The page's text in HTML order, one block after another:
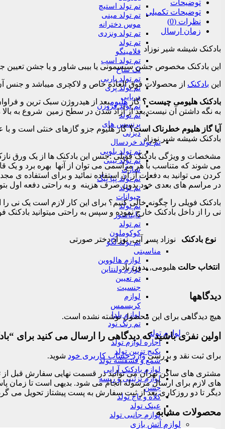
تم تولد استیچ
تم تولد مینی
موس دخترانه
تم تولد ونزدی
تم تولد
فلامینگو
تم تولد اسب
تک شاخ
تم تولد باربی
تم تولد پری
دریایی
تم تولد فروزن
تم تولد
پرنسس های
دیزنی
تم تولد خردسال
تم تولد بلویی
تم تولد بیبی
شارک
تم تولد پپا پیگ
تم تولد
حیوانات
تم تولد
دایناسور
تم تولد
کوکوملون
تم تولد لگو
مناسبتی
لوازم هالووین
لوازم ولنتاین
تم تعیین
جنسیت
لوازم
کریسمس
لوازم یلدا
تم رنگ نود
لوازم تولد
اجاره لوازم تولد
پکیج تزیین تولد
شمع و فشفشه تولد
لوازم بادکنک آرایی
لوازم تزئینی و ریسه
جشن
کلاه و تاج تولد
عینک تولد
لوازم جانبی تولد
لوازم آتش بازی
توضیحات
توضیحات تکمیلی
نظرات (0)
زمان ارسال
بادکنک شیشه شیر نوزاد
این بادکنک مخصوص جشن سیسمونی یا بیبی شاور و یا جشن تعیین
این بادکنک از محصولات فوق العاده خاص و لاکچری میباشد و جنس
بادکنک هلیومی چیست ؟گازهلیومبعد از هیدروژن سبک‌ ترین و
به نگه داشتن آن نیست.بعد از آزاد شدن در سطح زمین شروع به
آیا گاز هلیوم خطرناک است؟گاز هلیوم جزو گازهای خنثی است و با
بادکنک شیشه شیر نوزاد
مشخصات و ویژگی بادکنک فویلی :جنس این بادکنک ها از یک ورق
می شوند که متناسب با هر مراسمی می توان از آنها بهره برد و یک
کردن می توانید به دفعات از آن استفاده نمائید و برای استفاده ی
در مراسم های بعدی خود بدون صرف هزینه و به راحتی دفعه اول
بادکنک فویلی را چگونه خالی کنیم؟ برای این کار لازم است یک نی
نی را از داخل بادکنک خارج نموده و سپس به راحتی میتوانید بادکنک
نوع بادکنک نوزاد پسر آبی, نوزاد دختر صورتی
انتخاب حالت هلیومی, بدون باد
دیدگاهها
هیچ دیدگاهی برای این محصول نوشته نشده است.
اولین نفری باشید که دیدگاهی را ارسال می کنید برای
برای ثبت نقد و بررسیوارد حساب کاربری خود شوید.
دیگر تا دو روزکاری بعد از ثبت سفارش به پست پیشتاز تحویل می
محصولات مشابه